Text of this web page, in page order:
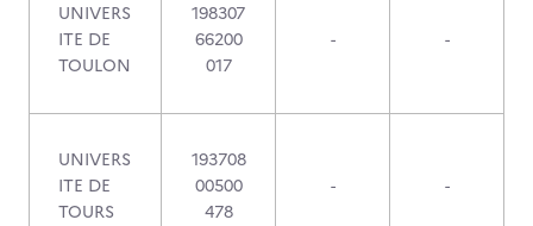
UNIVERS
ITE DE
TOULON
198307
66200
017
- -
UNIVERS
ITE DE
TOURS
193708
00500
478
- -